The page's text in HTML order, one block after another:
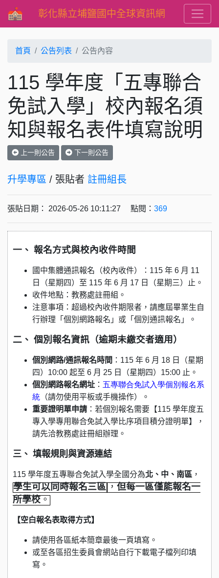
彰化縣立埔鹽國中全球資訊網
首頁 公告列表 公告內容
115 學年度「五專聯合
免試入學」校內報名須
知與報名表件填寫說明
上一則公告 下一則公告
升學專區 / 張貼者 註冊組長
張貼日期： 2026-05-26 10:11:27 點閱： 369
一、 報名方式與校內收件時間
國中集體通訊報名（校內收件）
：115 年 6 月 11
日（星期四）至 115 年 6 月 17 日（星期三）止。
收件地點 ：教務處註冊組。
注意事項 ：超過校內收件期限者，請應屆畢業生自
行辦理「個別網路報名」或「個別通訊報名」。
二、 個別報名資訊（逾期未繳交者適用）
個別網路/通訊報名時間 ：115 年 6 月 18 日（星期
四）10:00 起至 6 月 25 日（星期四）15:00 止。
個別網路報名網址 ： 五專聯合免試入學個別報名系
統 （請勿使用平板或手機操作）。
重要證明單申請 ：若個別報名需要【115 學年度五
專入學專用聯合免試入學比序項目積分證明單】，
請先洽教務處註冊組辦理。
三、 填報規則與資源連結
115 學年度五專聯合免試入學全國分為北、中、南區 ，
學生可以同時報名三區 ， 但每一區僅能報名一
所學校 。
【空白報名表取得方式】
請使用各區紙本簡章最後一頁填寫。
或至各區招生委員會網站自行下載電子檔列印填
寫。